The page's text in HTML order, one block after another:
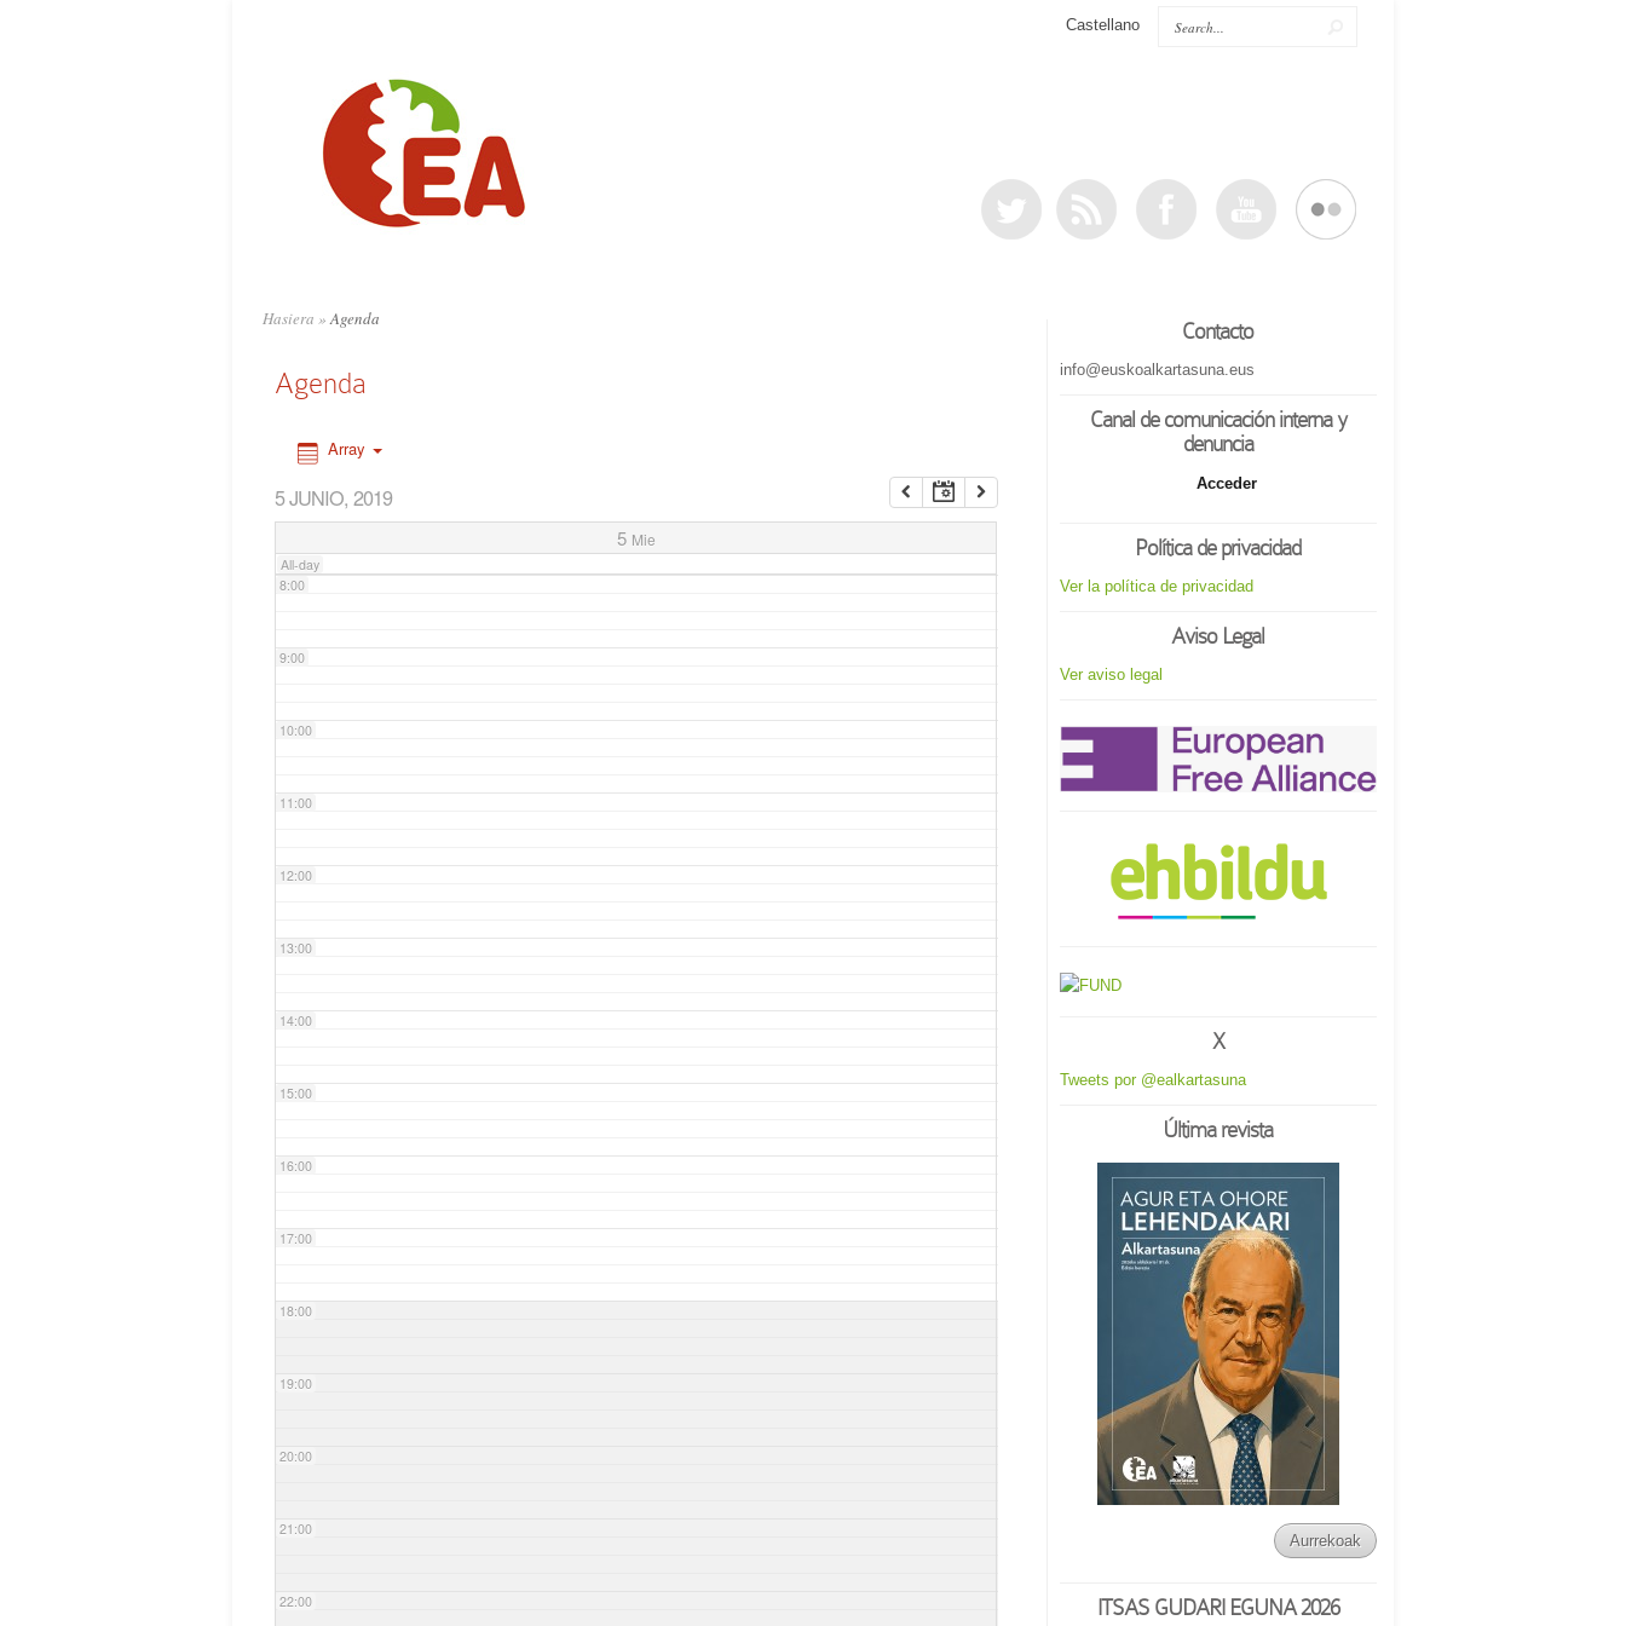
Castellano
Hasiera »Agenda
Agenda
Array
5 JUNIO, 2019
5 Mie
All-day
6:00
8:00
9:00
10:00
11:00
12:00
13:00
14:00
15:00
16:00
17:00
18:00
19:00
20:00
21:00
22:00
Contacto
info@euskoalkartasuna.eus
Canal de comunicación interna y
denuncia
Acceder
Política de privacidad
Ver la política de privacidad
Aviso Legal
Ver aviso legal
X
Tweets por @ealkartasuna
Última revista
Aurrekoak
ITSAS GUDARI EGUNA 2026